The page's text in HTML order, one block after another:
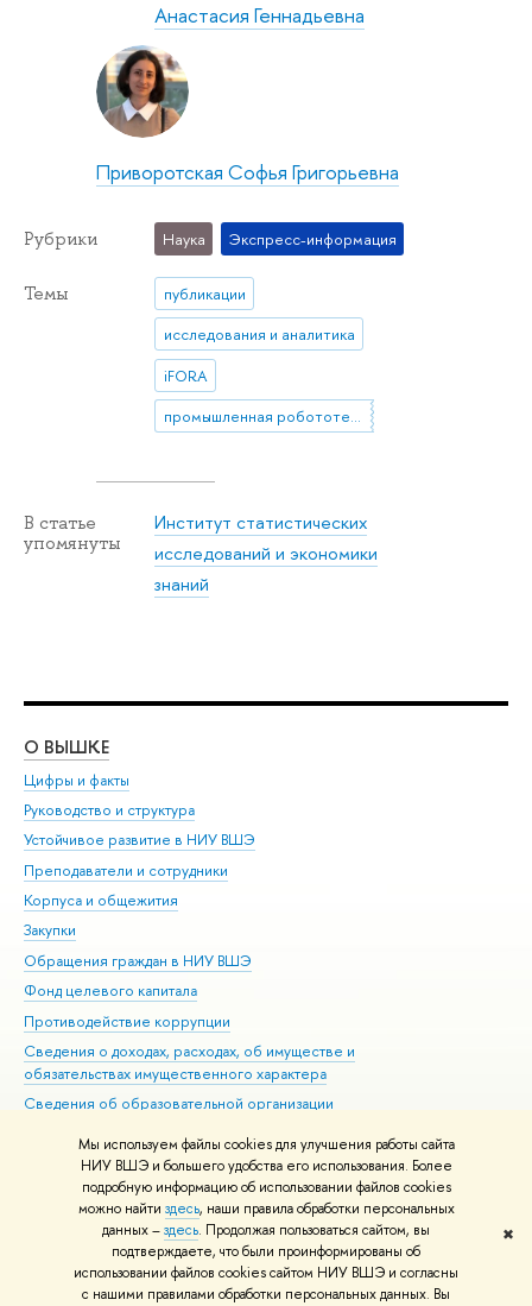
Мы используем файлы cookies для улучшения работы сайта
НИУ ВШЭ и большего удобства его использования. Более
подробную информацию об использовании файлов cookies
можно найти здесь, наши правила обработки персональных
данных –здесь. Продолжая пользоваться сайтом, вы
подтверждаете, что были проинформированы об
использовании файлов cookies сайтом НИУ ВШЭ и согласны
с нашими правилами обработки персональных данных. Вы
✖
Анастасия Геннадьевна
Приворотская Софья Григорьевна
Рубрики Наука Экспресс-информация
Темы
публикации
исследования и аналитика
iFORA
промышленная робототехника
В статье
упомянуты
Институт статистических
исследований и экономики
знаний
О ВЫШКЕ
Цифры и факты
Руководство и структура
Устойчивое развитие в НИУ ВШЭ
Преподаватели и сотрудники
Корпуса и общежития
Закупки
Обращения граждан в НИУ ВШЭ
Фонд целевого капитала
Противодействие коррупции
Сведения о доходах, расходах, об имуществе и
обязательствах имущественного характера
Сведения об образовательной организации
Людям с ограниченными возможностями здоровья
Единая платежная страница
Работа в Вышке
© НИУ ВШЭ 1993–2026 Адреса и контакты Условия использования
материалов Политика конфиденциальности Карта сайта